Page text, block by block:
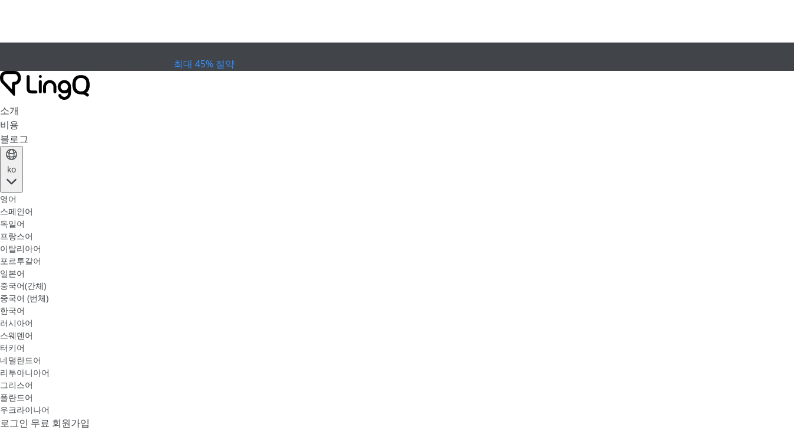
최대 45% 절약
소개
비용
블로그
ko
영어
스페인어
독일어
프랑스어
이탈리아어
포르투갈어
일본어
중국어(간체)
중국어 (번체)
한국어
러시아어
스웨덴어
터키어
네덜란드어
리투아니아어
그리스어
폴란드어
우크라이나어
로그인 무료 회원가입